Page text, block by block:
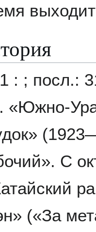
: ; посл.:
«Южно-
С
(«За